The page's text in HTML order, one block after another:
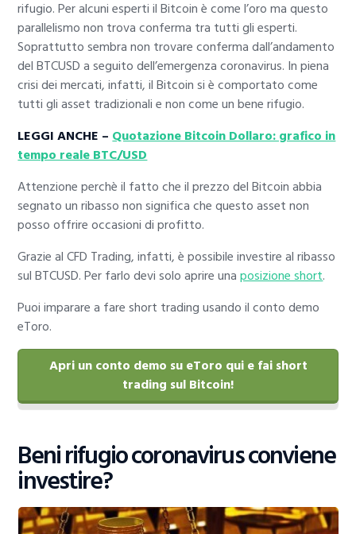
rifugio. Per alcuni esperti il Bitcoin è come l’oro ma questo
parallelismo non trova conferma tra tutti gli esperti.
Soprattutto sembra non trovare conferma dall’andamento
del BTCUSD a seguito dell’emergenza coronavirus. In piena
crisi dei mercati, infatti, il Bitcoin si è comportato come
tutti gli asset tradizionali e non come un bene rifugio.
LEGGI ANCHE –Quotazione Bitcoin Dollaro: grafico in
tempo reale BTC/USD
Attenzione perchè il fatto che il prezzo del Bitcoin abbia
segnato un ribasso non significa che questo asset non
posso offrire occasioni di profitto.
Grazie al CFD Trading, infatti, è possibile investire al ribasso
sul BTCUSD. Per farlo devi solo aprire unaposizione short.
Puoi imparare a fare short trading usando il conto demo
eToro.
Apri un conto demo su eToro qui e fai short
trading sul Bitcoin!
Beni rifugio coronavirus conviene
investire?